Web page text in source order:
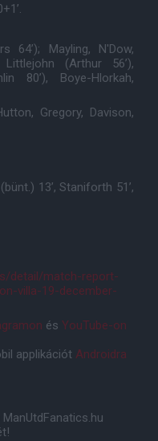
64’); Mayling, N'Dow,
(Arthur 56’),
80’), Boye-Hlorkah,
Gregory, Davison,
13’, Staniforth 51’,
detail/match-report-
villa-19-december-
és YouTube-on
applikációt Androidra